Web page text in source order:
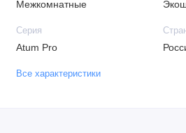
Межкомнатные
Серия
Atum Pro
Все характеристики